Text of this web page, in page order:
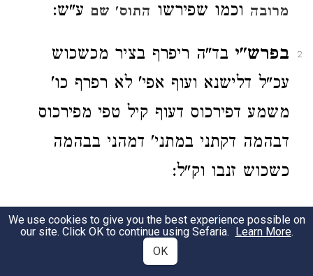
מרובה וכמו שפירשו התוס' שם ע"ש:
2 בפרש"י בד"ה ריפרף בציר מכשכוש
עכ"ל דלישנא ועוף אפי' לא רפרף כו'
משמע דפירכוס דעוף קיל טפי מפירכוס
דבהמה דקתני במתני' דמהני בבהמה
כשכוש זנבו וק"ל:
39a
We use cookies to give you the best experience possible on
our site. Click OK to continue using Sefaria. Learn More.
OK